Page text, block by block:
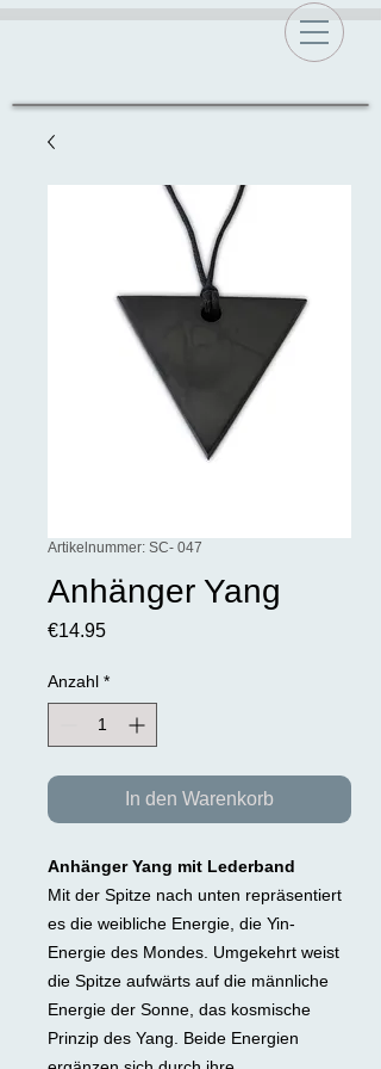
Artikelnummer: SC- 047
Anhänger Yang
€14.95Preis
Anzahl *
In den Warenkorb
Anhänger Yang mit Lederband
Mit der Spitze nach unten repräsentiert
es die weibliche Energie, die Yin-
Energie des Mondes. Umgekehrt weist
die Spitze aufwärts auf die männliche
Energie der Sonne, das kosmische
Prinzip des Yang. Beide Energien